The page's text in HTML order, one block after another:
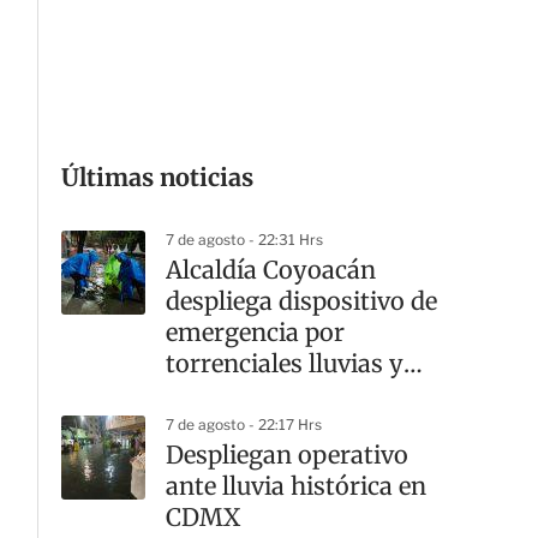
Últimas noticias
7 de agosto - 22:31 Hrs
Alcaldía Coyoacán
despliega dispositivo de
emergencia por
torrenciales lluvias y
7 de agosto - 22:17 Hrs
Despliegan operativo
ante lluvia histórica en
CDMX